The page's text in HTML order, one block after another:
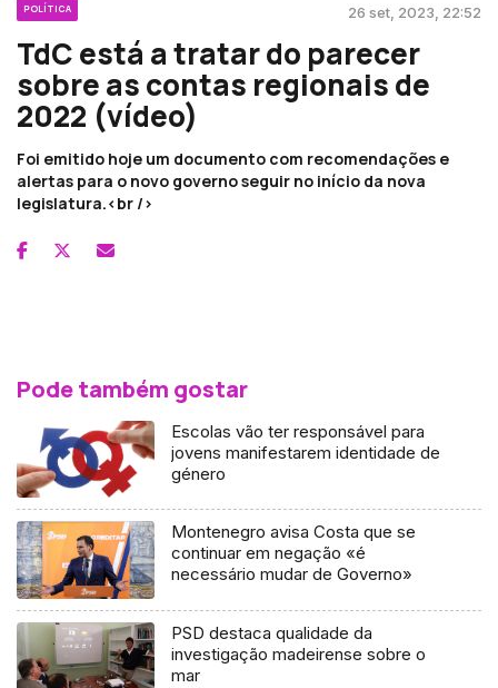
POLÍTICA 26 set, 2023, 22:52
TdC está a tratar do parecer
sobre as contas regionais de
2022 (vídeo)
Foi emitido hoje um documento com recomendações e
alertas para o novo governo seguir no início da nova
legislatura.<br />
Pode também gostar
Escolas vão ter responsável para
jovens manifestarem identidade de
género
Montenegro avisa Costa que se
continuar em negação «é
necessário mudar de Governo»
PSD destaca qualidade da
investigação madeirense sobre o
mar